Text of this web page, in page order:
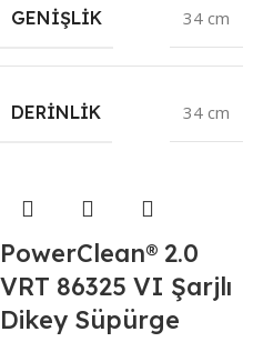
GENIŞLIK 34 cm
DERINLIK 34 cm
PowerClean® 2.0
VRT 86325 VI Şarjlı
Dikey Süpürge